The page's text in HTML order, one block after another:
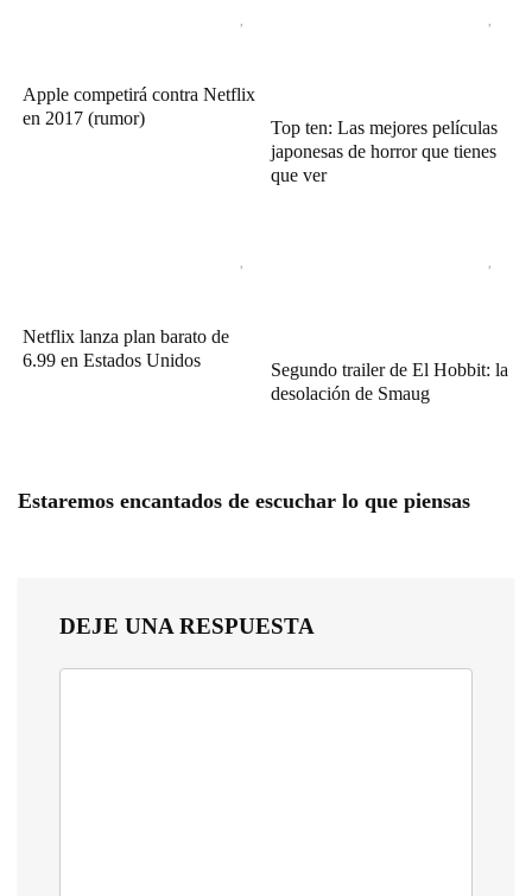
Apple competirá contra Netflix
en 2017 (rumor)
Top ten: Las mejores películas
japonesas de horror que tienes
que ver
Netflix lanza plan barato de
6.99 en Estados Unidos
Segundo trailer de El Hobbit: la
desolación de Smaug
Estaremos encantados de escuchar lo que piensas
DEJE UNA RESPUESTA